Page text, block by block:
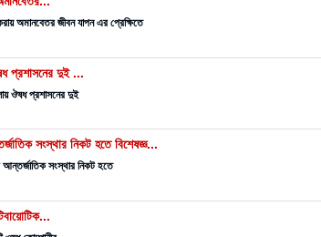
অমানবেতর জীবন যাপন এর প্রেক্ষিতে
প্রশাসনের দুই ...
ঔষধ প্রশাসনের দুই
সংস্থার নিকট হতে বিশেষজ্ঞ...
আন্তর্জাতিক সংস্থার নিকট হতে